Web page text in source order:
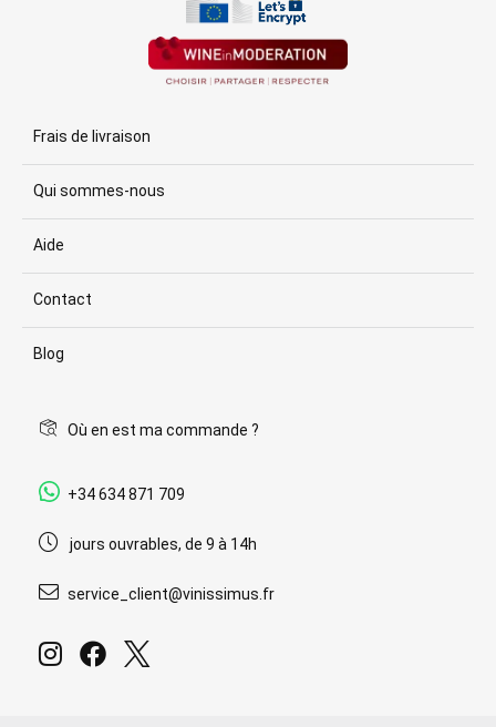
Frais de livraison
Qui sommes-nous
Aide
Contact
Blog
Où en est ma commande ?
+34 634 871 709
jours ouvrables, de 9 à 14h
service_client@vinissimus.fr